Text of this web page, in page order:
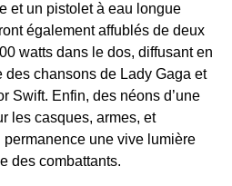
et un pistolet à eau longue
également affublés de deux
watts dans le dos, diffusant en
chansons de Lady Gaga et
Swift. Enfin, des néons d’une
les casques, armes, et
une vive lumière
des combattants.